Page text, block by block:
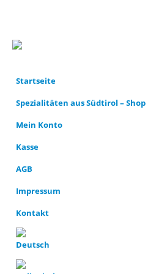
Startseite
Spezialitäten aus Südtirol – Shop
Mein Konto
Kasse
AGB
Impressum
Kontakt